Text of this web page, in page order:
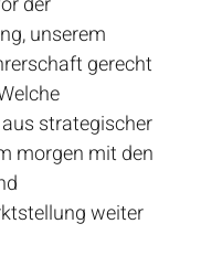
unserem
gerecht
strategischer
morgen mit den
weiter